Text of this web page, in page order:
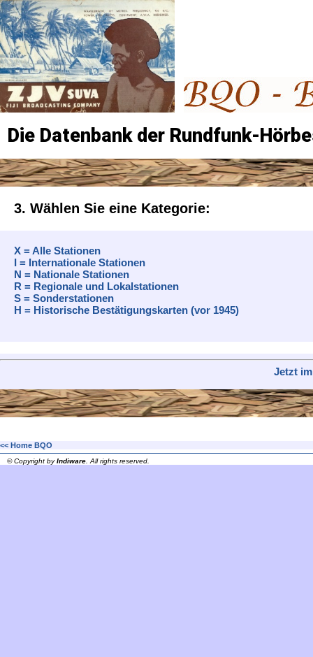
Die Datenbank der Rundfunk-
3. Wählen Sie eine Kategorie:
X = Alle Stationen
I = Internationale Stationen
N = Nationale Stationen
R = Regionale und Lokalstationen
S = Sonderstationen
H = Historische Bestätigungskarten (vor 1945)
Jetzt
<< Home BQO
© Copyright byIndiware . All rights reserved.